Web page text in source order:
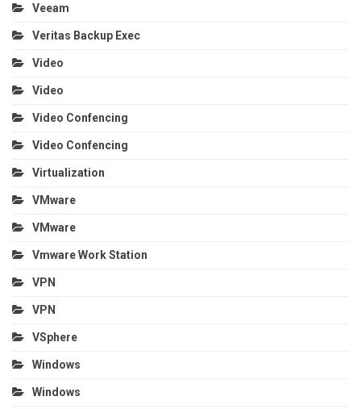
Veeam
Veritas Backup Exec
Video
Video
Video Confencing
Video Confencing
Virtualization
VMware
VMware
Vmware Work Station
VPN
VPN
VSphere
Windows
Windows